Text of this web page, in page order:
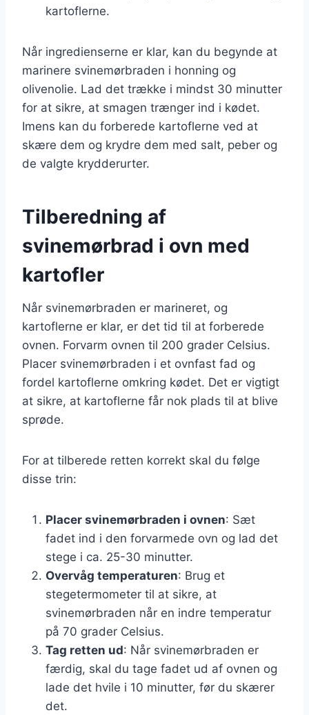
kartoflerne.
Når ingredienserne er klar, kan du begynde at
marinere svinemørbraden i honning og
olivenolie. Lad det trække i mindst 30 minutter
for at sikre, at smagen trænger ind i kødet.
Imens kan du forberede kartoflerne ved at
skære dem og krydre dem med salt, peber og
de valgte krydderurter.
Tilberedning af
svinemørbrad i ovn med
kartofler
Når svinemørbraden er marineret, og
kartoflerne er klar, er det tid til at forberede
ovnen. Forvarm ovnen til 200 grader Celsius.
Placer svinemørbraden i et ovnfast fad og
fordel kartoflerne omkring kødet. Det er vigtigt
at sikre, at kartoflerne får nok plads til at blive
sprøde.
For at tilberede retten korrekt skal du følge
disse trin:
Placer svinemørbraden i ovnen: Sæt
fadet ind i den forvarmede ovn og lad det
stege i ca. 25-30 minutter.
Overvåg temperaturen: Brug et
stegetermometer til at sikre, at
svinemørbraden når en indre temperatur
på 70 grader Celsius.
Tag retten ud: Når svinemørbraden er
færdig, skal du tage fadet ud af ovnen og
lade det hvile i 10 minutter, før du skærer
det.